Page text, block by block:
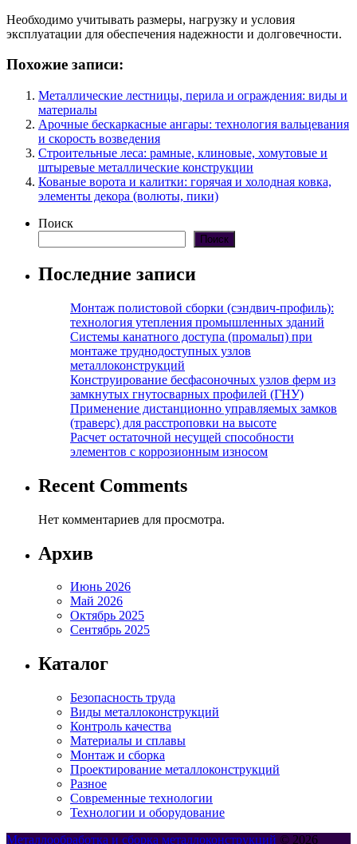
Необходимо учитывать размеры, нагрузку и условия
эксплуатации для обеспечения надежности и долговечности.
Похожие записи:
Металлические лестницы, перила и ограждения: виды и
материалы
Арочные бескаркасные ангары: технология вальцевания
и скорость возведения
Строительные леса: рамные, клиновые, хомутовые и
штыревые металлические конструкции
Кованые ворота и калитки: горячая и холодная ковка,
элементы декора (волюты, пики)
Поиск
Поиск
Последние записи
Монтаж полистовой сборки (сэндвич-профиль):
технология утепления промышленных зданий
Системы канатного доступа (промальп) при
монтаже труднодоступных узлов
металлоконструкций
Конструирование бесфасоночных узлов ферм из
замкнутых гнутосварных профилей (ГНУ)
Применение дистанционно управляемых замков
(траверс) для расстроповки на высоте
Расчет остаточной несущей способности
элементов с коррозионным износом
Recent Comments
Нет комментариев для просмотра.
Архив
Июнь 2026
Май 2026
Октябрь 2025
Сентябрь 2025
Каталог
Безопасность труда
Виды металлоконструкций
Контроль качества
Материалы и сплавы
Монтаж и сборка
Проектирование металлоконструкций
Разное
Современные технологии
Технологии и оборудование
Металлообработка и сборка металлоконструкций © 2026